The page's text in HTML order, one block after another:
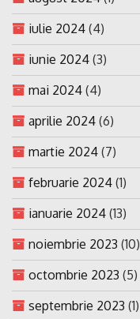
iulie 2024 (4)
iunie 2024 (3)
mai 2024 (4)
aprilie 2024 (6)
martie 2024 (7)
februarie 2024 (1)
ianuarie 2024 (13)
noiembrie 2023 (10)
octombrie 2023 (5)
septembrie 2023 (1)